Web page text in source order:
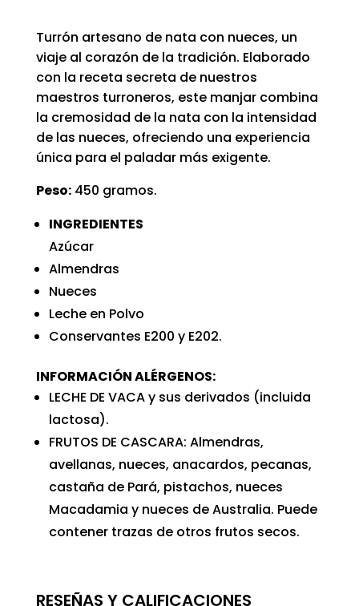
Turrón artesano de nata con nueces, un
viaje al corazón de la tradición. Elaborado
con la receta secreta de nuestros
maestros turroneros, este manjar combina
la cremosidad de la nata con la intensidad
de las nueces, ofreciendo una experiencia
única para el paladar más exigente.
Peso:450 gramos.
INGREDIENTES
Azúcar
Almendras
Nueces
Leche en Polvo
Conservantes E200 y E202.
INFORMACIÓN ALÉRGENOS:
LECHE DE VACA y sus derivados (incluida
lactosa).
FRUTOS DE CASCARA: Almendras,
avellanas, nueces, anacardos, pecanas,
castaña de Pará, pistachos, nueces
Macadamia y nueces de Australia. Puede
contener trazas de otros frutos secos.
RESEÑAS Y CALIFICACIONES